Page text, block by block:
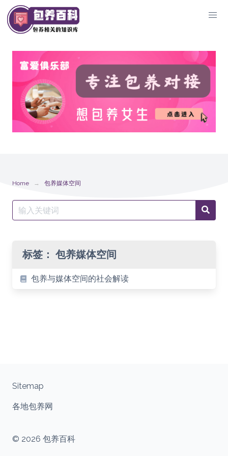
Skip
to
content
Home 包养媒体空间
Search
for:
标签： 包养媒体空间
包养与媒体空间的社会解读
© 2026 包养百科
Sitemap
各地包养网